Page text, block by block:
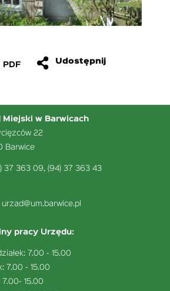
PDF
Miejski w Barwicach
22
Barwice
37 363 09, (94) 37 363 43
urzad@um.barwice.pl
pracy Urzędu:
7.00 - 15.00
7.00 - 15.00
7.00- 15.00